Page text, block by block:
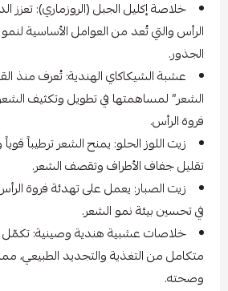
خلاصة إكليل الجبل (الروزماري): تعزز
الرأس والتي تُعد من العوامل الأساسية
الجذور.
عشبة الشيكاكاي الهندية: تُعرف منذ
الشعر” لمساهمتها في تطويل وتكثيف الشعر
فروة الرأس.
زيت اللوز الحلو: يمنح الشعر ترطيباً
تقليل جفاف الأطراف وتقصف الشعر.
زيت الصبار: يعمل على تهدئة فروة
في تحسين بيئة نمو الشعر.
خلاصات عشبية هندية وصينية: تكمّل
متكامل من التغذية والتجديد الطبيعي،
وصحته.